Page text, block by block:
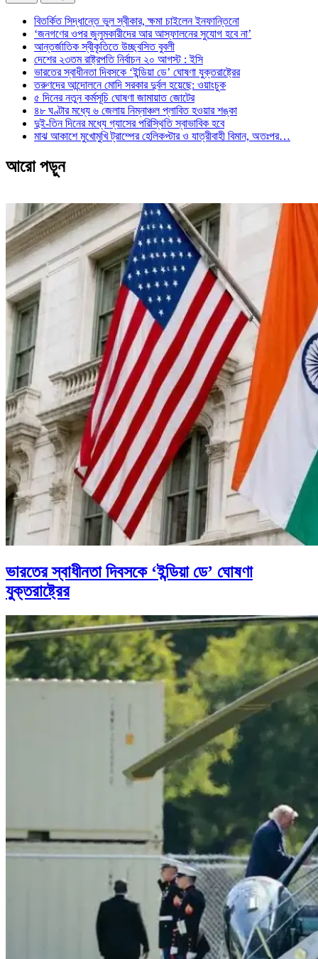
বিতর্কিত সিদ্ধান্তে ভুল স্বীকার, ক্ষমা চাইলেন ইনফান্তিনো
‘জনগণের ওপর জুলুমকারীদের আর আস্ফালনের সুযোগ হবে না’
আন্তর্জাতিক স্বীকৃতিতে উচ্ছ্বসিত বুবলী
দেশের ২৩তম রাষ্ট্রপতি নির্বাচন ২০ আগস্ট : ইসি
ভারতের স্বাধীনতা দিবসকে ‘ইন্ডিয়া ডে’ ঘোষণা যুক্তরাষ্ট্রের
তরুণদের আন্দোলনে মোদি সরকার দুর্বল হয়েছে: ওয়াংচুক
৫ দিনের নতুন কর্মসূচি ঘোষণা জামায়াত জোটের
৪৮ ঘণ্টার মধ্যে ৬ জেলায় নিম্নাঞ্চল প্লাবিত হওয়ার শঙ্কা
দুই-তিন দিনের মধ্যে গ্যাসের পরিস্থিতি স্বাভাবিক হবে
মাঝ আকাশে মুখোমুখি ট্রাম্পের হেলিকপ্টার ও যাত্রীবাহী বিমান, অতঃপর…
আরো পড়ুন
ভারতের স্বাধীনতা দিবসকে ‘ইন্ডিয়া ডে’ ঘোষণা
যুক্তরাষ্ট্রের